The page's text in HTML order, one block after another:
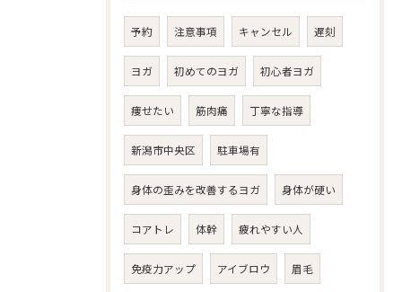
予約 注意事項 キャンセル 遅刻
ヨガ 初めてのヨガ 初心者ヨガ
痩せたい 筋肉痛 丁寧な指導
新潟市中央区 駐車場有
身体の歪みを改善するヨガ 身体が硬い
コアトレ 体幹 疲れやすい人
免疫力アップ アイブロウ 眉毛